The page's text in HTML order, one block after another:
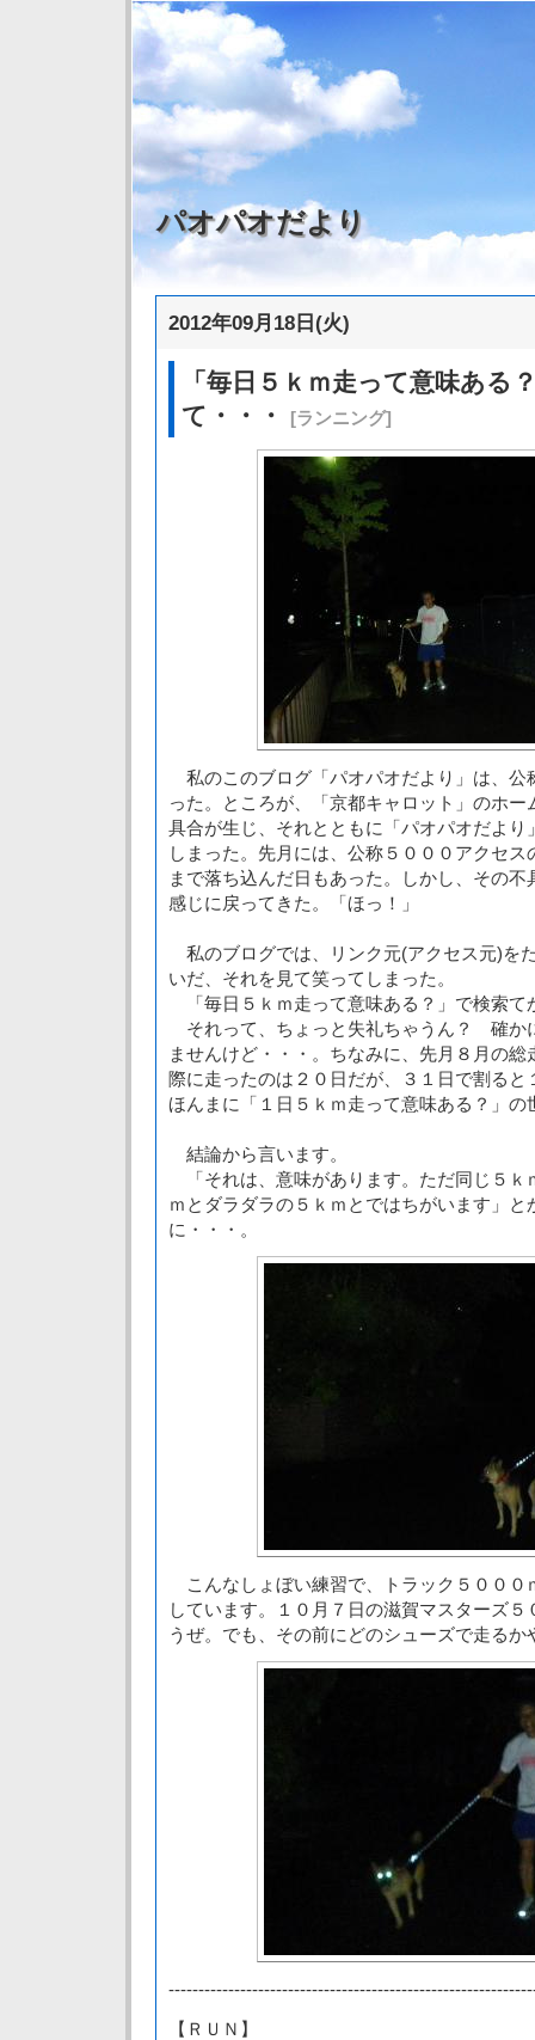
パオパオだより
2012年09月18日(火)
「毎日５ｋｍ走って意味ある
て・・・
[ランニング]
私のこのブログ「パオパオだより」は、公
った。ところが、「京都キャロット」のホ
具合が生じ、それとともに「パオパオだより
しまった。先月には、公称５０００アクセ
まで落ち込んだ日もあった。しかし、その
感じに戻ってきた。「ほっ！」
私のブログでは、リンク元(アクセス元)を
いだ、それを見て笑ってしまった。
「毎日５ｋｍ走って意味ある？」で検索て
それって、ちょっと失礼ちゃうん？ 確か
ませんけど・・・。ちなみに、先月８月の
際に走ったのは２０日だが、３１日で割る
ほんまに「１日５ｋｍ走って意味ある？」の
結論から言います。
「それは、意味があります。ただ同じ５ｋ
ｍとダラダラの５ｋｍとではちがいます」と
に・・・。
こんなしょぼい練習で、トラック５０００
しています。１０月７日の滋賀マスターズ
うぜ。でも、その前にどのシューズで走るか
【ＲＵＮ】